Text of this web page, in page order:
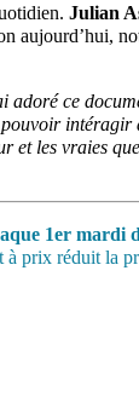
Julian
aujourd’hui,
adoré ce
les vraies
1er mardi
prix réduit la